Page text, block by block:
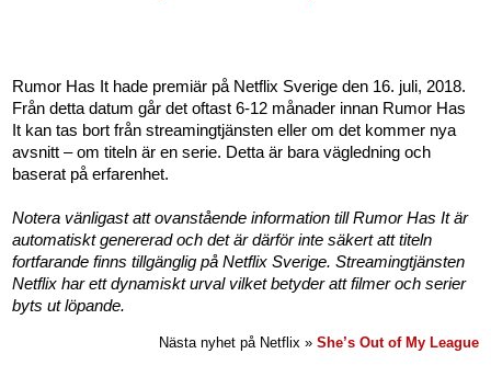
Rumor Has It hade premiär på Netflix Sverige den 16. juli, 2018.
Från detta datum går det oftast 6-12 månader innan Rumor Has
It kan tas bort från streamingtjänsten eller om det kommer nya
avsnitt – om titeln är en serie. Detta är bara vägledning och
baserat på erfarenhet.
Notera vänligast att ovanstående information till Rumor Has It är
automatiskt genererad och det är därför inte säkert att titeln
fortfarande finns tillgänglig på Netflix Sverige. Streamingtjänsten
Netflix har ett dynamiskt urval vilket betyder att filmer och serier
byts ut löpande.
Nästa nyhet på Netflix » She’s Out of My League